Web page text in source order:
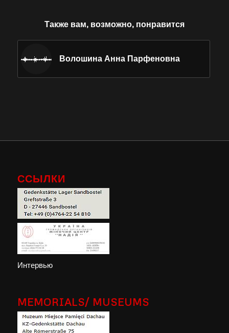
Также вам, возможно, понравится
Волошина Анна Парфеновна
ССЫЛКИ
Интервью
MEMORIALS/ MUSEUMS